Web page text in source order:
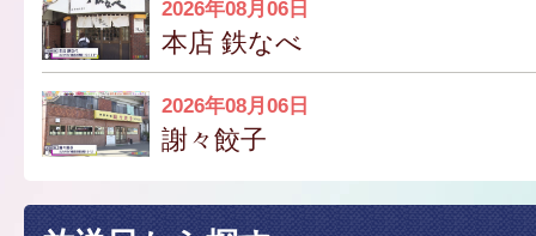
2026年08月06日
本店 鉄なべ
2026年08月06日
謝々餃子